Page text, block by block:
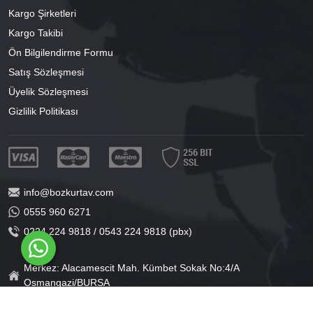
Kargo Şirketleri
Kargo Takibi
Ön Bilgilendirme Formu
Satış Sözleşmesi
Üyelik Sözleşmesi
Gizlilik Politikası
info@bozkurtav.com
0555 960 6271
0224 224 9818 / 0543 224 9818 (pbx)
Merkez: Alacamescit Mah. Kümbet Sokak No:4/A
Osmangazi/BURSA